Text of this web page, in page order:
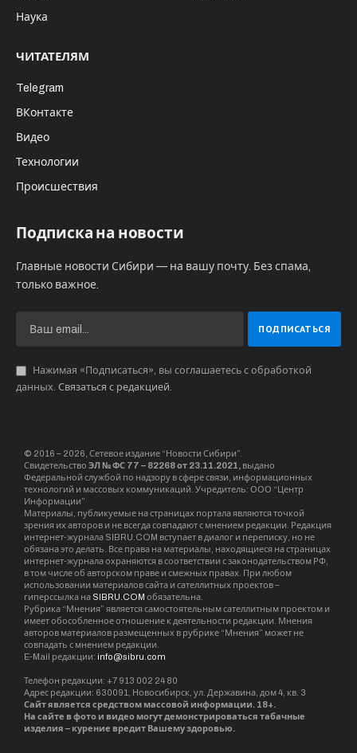
Наука
ЧИТАТЕЛЯМ
Telegram
ВКонтакте
Видео
Технологии
Происшествия
Подписка на новости
Главные новости Сибири — на вашу почту. Без спама,
только важное.
Нажимая «Подписаться», вы соглашаетесь с обработкой
данных. Связаться с редакцией.
© 2016 – 2026, Сетевое издание “Новости Сибири”.
Свидетельство ЭЛ № ФС 77 – 82268 от 23.11.2021, выдано
Федеральной службой по надзору в сфере связи, информационных
технологий и массовых коммуникаций. Учредитель: ООО “Центр
Информации”
Материалы, публикуемые на страницах портала являются точкой
зрения их авторов и не всегда совпадают с мнением редакции. Редакция
интернет-журнала SIBRU.COM вступает в диалог и переписку, но не
обязана это делать. Все права на материалы, находящиеся на страницах
интернет-журнала охраняются в соответствии с законодательством РФ,
в том числе об авторском праве и смежных правах. При любом
использовании материалов сайта и сателлитных проектов –
гиперссылка на SIBRU.COM обязательна.
Рубрика “Мнения” является самостоятельным сателлитным проектом и
имеет обособленное отношение к деятельности редакции. Мнения
авторов материалов размещенных в рубрике “Мнения” может не
совпадать с мнением редакции.
E-Mail редакции: info@sibru.com
Телефон редакции: +7 913 002 24 80
Адрес редакции: 630091, Новосибирск, ул. Державина, дом 4, кв. 3
Сайт является средством массовой информации. 18+.
На сайте в фото и видео могут демонстрироваться табачные
изделия – курение вредит Вашему здоровью.